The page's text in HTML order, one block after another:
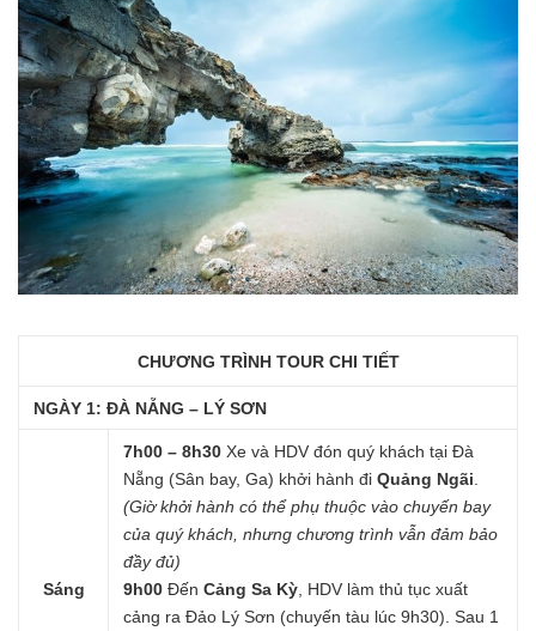
CHƯƠNG TRÌNH TOUR CHI TIẾT
NGÀY 1: ĐÀ NẴNG – LÝ SƠN
Sáng
7h00 – 8h30Xe và HDV đón quý khách tại Đà
Nẵng (Sân bay, Ga) khởi hành điQuảng Ngãi.
(Giờ khởi hành có thể phụ thuộc vào chuyến bay
của quý khách, nhưng chương trình vẫn đảm bảo
đầy đủ)
9h00ĐếnCảng Sa Kỳ, HDV làm thủ tục xuất
cảng ra Đảo Lý Sơn (chuyến tàu lúc 9h30). Sau 1